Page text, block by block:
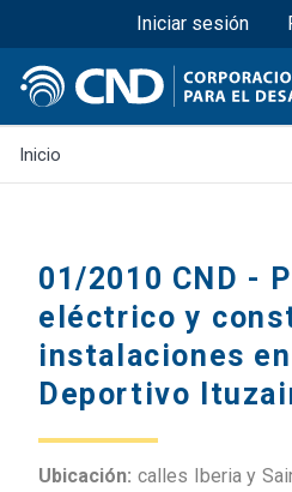
al
Menú
Iniciar sesión
Inicio
01/2010 CND -
eléctrico y
instalaciones
Deportivo
Ubicación: calles Iberia y